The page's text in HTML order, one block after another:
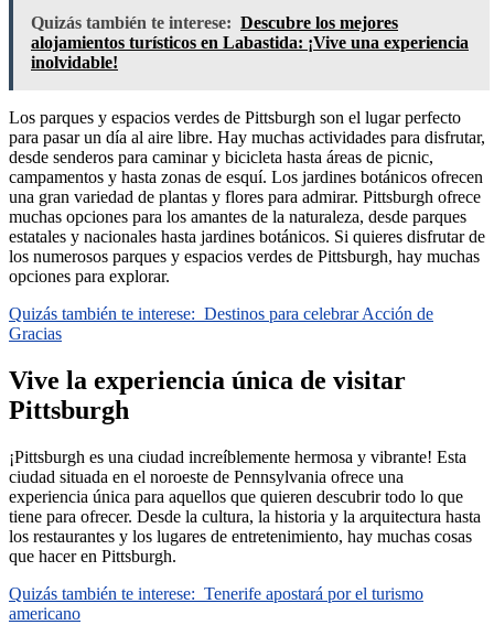
Quizás también te interese: Descubre los mejores
alojamientos turísticos en Labastida: ¡Vive una experiencia
inolvidable!
Los parques y espacios verdes de Pittsburgh son el lugar perfecto
para pasar un día al aire libre. Hay muchas actividades para disfrutar,
desde senderos para caminar y bicicleta hasta áreas de picnic,
campamentos y hasta zonas de esquí. Los jardines botánicos ofrecen
una gran variedad de plantas y flores para admirar. Pittsburgh ofrece
muchas opciones para los amantes de la naturaleza, desde parques
estatales y nacionales hasta jardines botánicos. Si quieres disfrutar de
los numerosos parques y espacios verdes de Pittsburgh, hay muchas
opciones para explorar.
Quizás también te interese: Destinos para celebrar Acción de
Gracias
Vive la experiencia única de visitar
Pittsburgh
¡Pittsburgh es una ciudad increíblemente hermosa y vibrante! Esta
ciudad situada en el noroeste de Pennsylvania ofrece una
experiencia única para aquellos que quieren descubrir todo lo que
tiene para ofrecer. Desde la cultura, la historia y la arquitectura hasta
los restaurantes y los lugares de entretenimiento, hay muchas cosas
que hacer en Pittsburgh.
Quizás también te interese: Tenerife apostará por el turismo
americano